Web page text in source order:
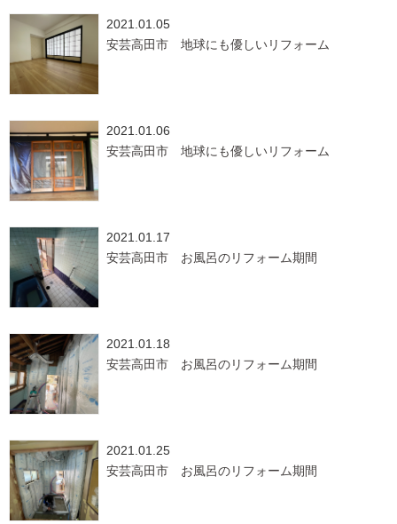
2021.01.05
安芸高田市 地球にも優しいリフォーム
2021.01.06
安芸高田市 地球にも優しいリフォーム
2021.01.17
安芸高田市 お風呂のリフォーム期間
2021.01.18
安芸高田市 お風呂のリフォーム期間
2021.01.25
安芸高田市 お風呂のリフォーム期間